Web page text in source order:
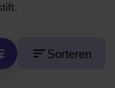
Sorteren